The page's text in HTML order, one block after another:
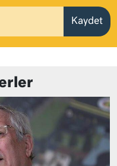
Kaydet